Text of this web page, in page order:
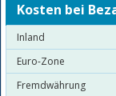
Kosten bei
Inland
Euro-Zone
Fremdwährung